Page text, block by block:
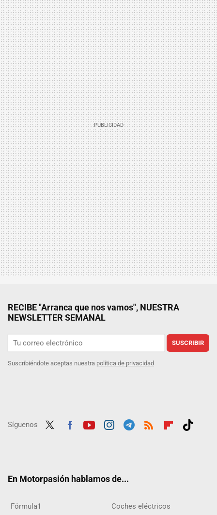
RECIBE "Arranca que nos vamos", NUESTRA
NEWSLETTER SEMANAL
SUSCRIBIR
Suscribiéndote aceptas nuestra política de privacidad
Síguenos
En Motorpasión hablamos de...
Fórmula1 Coches eléctricos